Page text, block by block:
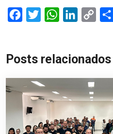
FacebookTwitterWhatsAppLinkedIn
Copy
Posts relacionados